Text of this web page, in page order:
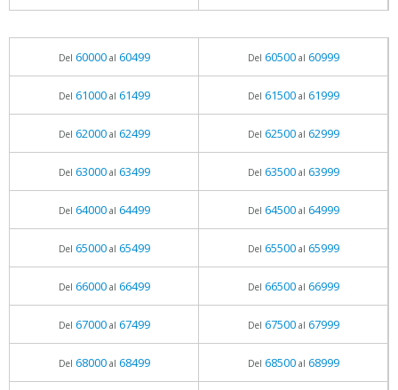
Del 60000al 60499 Del 60500al 60999
Del 61000al 61499 Del 61500al 61999
Del 62000al 62499 Del 62500al 62999
Del 63000al 63499 Del 63500al 63999
Del 64000al 64499 Del 64500al 64999
Del 65000al 65499 Del 65500al 65999
Del 66000al 66499 Del 66500al 66999
Del 67000al 67499 Del 67500al 67999
Del 68000al 68499 Del 68500al 68999